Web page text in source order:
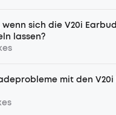
sich die V20i
lassen?
mit den V20i